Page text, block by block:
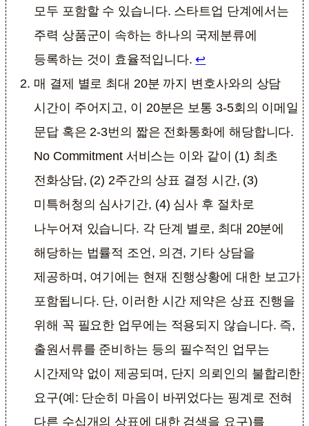
모두 포함할 수 있습니다. 스타트업 단계에서는
주력 상품군이 속하는 하나의 국제분류에
등록하는 것이 효율적입니다.↩︎
매 결제 별로 최대 20분 까지 변호사와의 상담
시간이 주어지고, 이 20분은 보통 3-5회의 이메일
문답 혹은 2-3번의 짧은 전화통화에 해당합니다.
No Commitment 서비스는 이와 같이 (1) 최초
전화상담, (2) 2주간의 상표 결정 시간, (3)
미특허청의 심사기간, (4) 심사 후 절차로
나누어져 있습니다. 각 단계 별로, 최대 20분에
해당하는 법률적 조언, 의견, 기타 상담을
제공하며, 여기에는 현재 진행상황에 대한 보고가
포함됩니다. 단, 이러한 시간 제약은 상표 진행을
위해 꼭 필요한 업무에는 적용되지 않습니다. 즉,
출원서류를 준비하는 등의 필수적인 업무는
시간제약 없이 제공되며, 단지 의뢰인의 불합리한
요구(예: 단순히 마음이 바뀌었다는 핑계로 전혀
다른 수십개의 상표에 대한 검색을 요구)를